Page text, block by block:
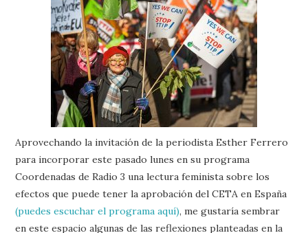
Aprovechando la invitación de la periodista Esther Ferrero
para incorporar este pasado lunes en su programa
Coordenadas de Radio 3 una lectura feminista sobre los
efectos que puede tener la aprobación del CETA en España
(puedes escuchar el programa aquí), me gustaría sembrar
en este espacio algunas de las reflexiones planteadas en la